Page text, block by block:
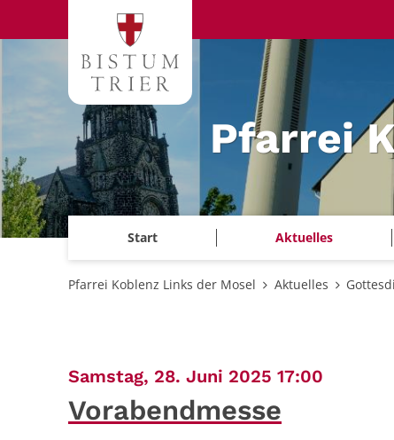
Zum Inhalt springen
Pfarrei
Start Aktuelles
Pfarrei Koblenz Links der Mosel Aktuelles
Samstag, 28. Juni 2025 17:00
Vorabendmesse